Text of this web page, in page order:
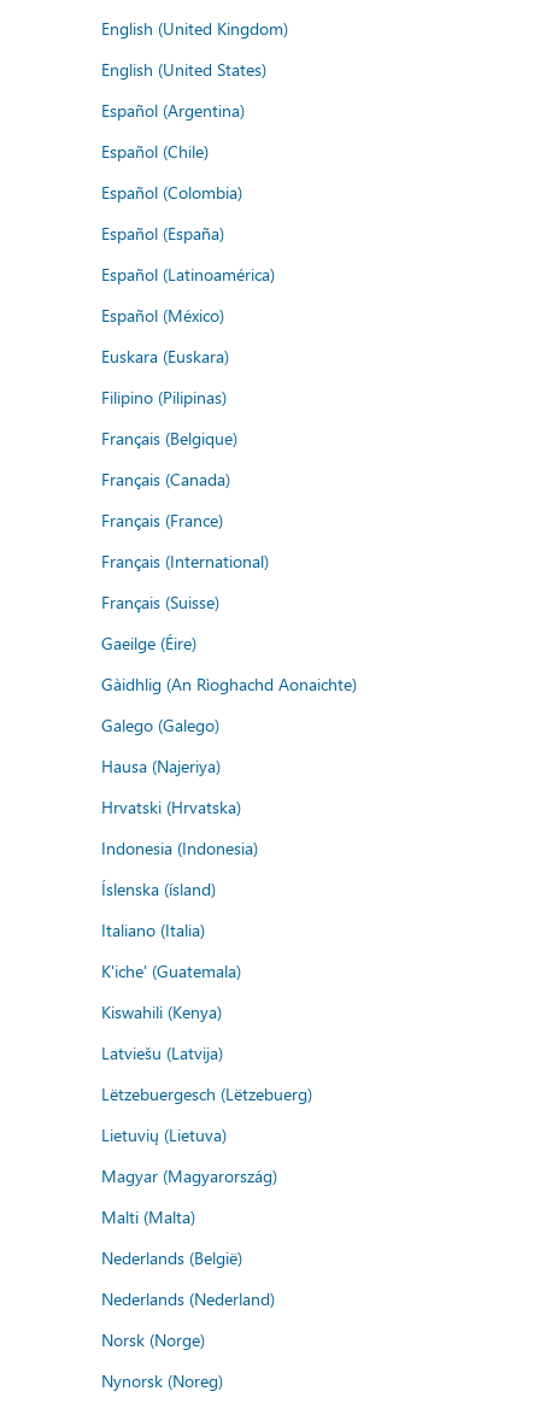
English (United Kingdom)
English (United States)
Español (Argentina)
Español (Chile)
Español (Colombia)
Español (España)
Español (Latinoamérica)
Español (México)
Euskara (Euskara)
Filipino (Pilipinas)
Français (Belgique)
Français (Canada)
Français (France)
Français (International)
Français (Suisse)
Gaeilge (Éire)
Gàidhlig (An Rìoghachd Aonaichte)
Galego (Galego)
Hausa (Najeriya)
Hrvatski (Hrvatska)
Indonesia (Indonesia)
Íslenska (ísland)
Italiano (Italia)
K'iche' (Guatemala)
Kiswahili (Kenya)
Latviešu (Latvija)
Lëtzebuergesch (Lëtzebuerg)
Lietuvių (Lietuva)
Magyar (Magyarország)
Malti (Malta)
Nederlands (België)
Nederlands (Nederland)
Norsk (Norge)
Nynorsk (Noreg)